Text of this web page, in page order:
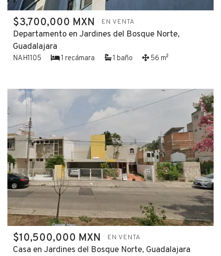
$3,700,000 MXN EN VENTA
Departamento en Jardines del Bosque Norte,
Guadalajara
NAH1105 1 recámara 1 baño 56 m²
$10,500,000 MXN EN VENTA
Casa en Jardines del Bosque Norte, Guadalajara